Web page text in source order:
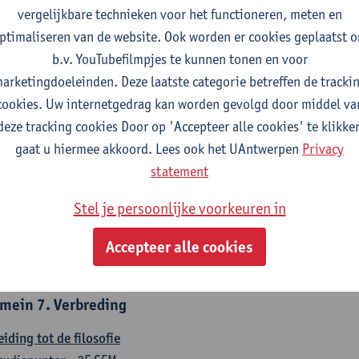
1E/2E SEM
studiepunten
Tom Van Caneghem Christine Lippens
6. Kwantitatieve methoden
statistiek en kansrekenen
2E SEM
studiepunten
Stephan Van der Veeken
methoden en technieken
1E/2E SEM
Ida Ruts
7. Verbreding
tot de filosofie
vergelijkbare technieken voor het functioneren, meten en
van de website. Ook worden er cookies geplaatst
b.v. YouTubefilmpjes te kunnen tonen en voor
Deze laatste categorie betreffen de
Uw internetgedrag kan worden gevolgd door middel
tracking cookies Door op 'Accepteer alle cookies' te
gaat u hiermee akkoord. Lees ook het UAntwerpen Privacy
statement
Stel je persoonlijke voorkeuren in
Accepteer alle cookies